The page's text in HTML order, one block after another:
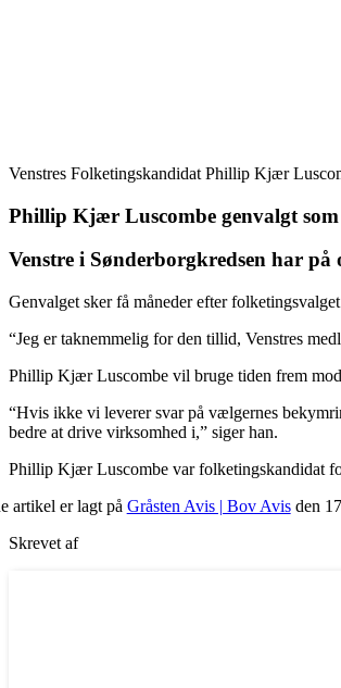
Venstres Folketingskandidat Phillip Kjær
Phillip Kjær Luscombe genvalgt
Venstre i Sønderborg­kredsen har
Genvalget sker få måneder efter
“Jeg er taknemmelig for den tillid, Venstres
Phillip Kjær Luscombe vil bruge tiden frem
“Hvis ikke vi leverer svar på vælgernes
bedre at drive virksomhed i,” siger han.
Phillip Kjær Luscombe var folketingskandidat
artikel er lagt på Gråsten Avis | Bov Avisden
Skrevet af